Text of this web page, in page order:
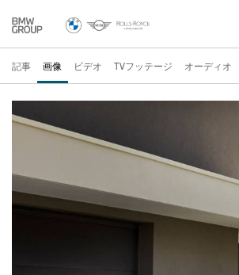
記事 画像 ビデオ TVフッテージ オーディオ